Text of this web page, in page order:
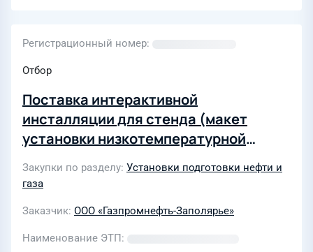
Регистрационный номер
Отбор
Поставка интерактивной
инсталляции для стенда (макет
установки низкотемпературной
"Газпромнефть-Заполярье
Закупки по разделу Установки подготовки нефти и
газа
Заказчик ООО «Газпромнефть-Заполярье»
Наименование ЭТП